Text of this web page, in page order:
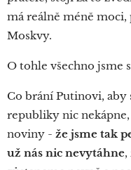
má reálně méně moci,
Moskvy.
O tohle všechno jsme
Co brání Putinovi, aby
republiky nic
noviny - že jsme tak
už nás nic nevytáhne,